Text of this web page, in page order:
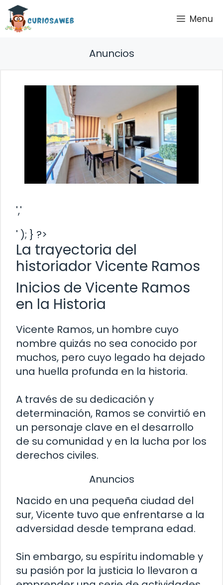
Saltar
contenido
Menu
Anuncios
','
' ); } ?>
La trayectoria del
historiador Vicente Ramos
Inicios de Vicente Ramos
en la Historia
Vicente Ramos, un hombre cuyo
nombre quizás no sea conocido por
muchos, pero cuyo legado ha dejado
una huella profunda en la historia.
A través de su dedicación y
determinación, Ramos se convirtió en
un personaje clave en el desarrollo
de su comunidad y en la lucha por los
derechos civiles.
Anuncios
Nacido en una pequeña ciudad del
sur, Vicente tuvo que enfrentarse a la
adversidad desde temprana edad.
Sin embargo, su espíritu indomable y
su pasión por la justicia lo llevaron a